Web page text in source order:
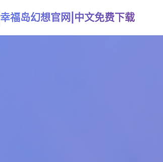
幸福岛幻想官网|中文免费下载